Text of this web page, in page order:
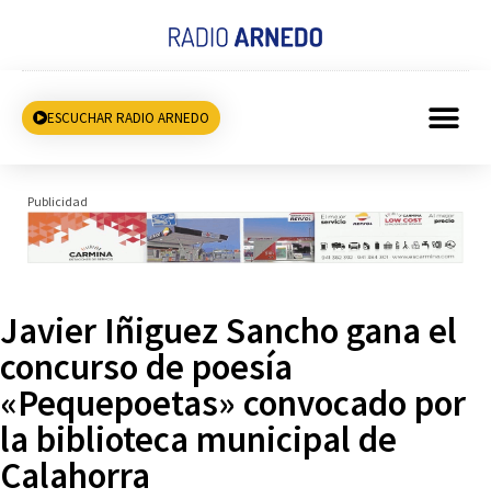
ESCUCHAR RADIO ARNEDO
Publicidad
Javier Iñiguez Sancho gana el
concurso de poesía
«Pequepoetas» convocado por
la biblioteca municipal de
Calahorra